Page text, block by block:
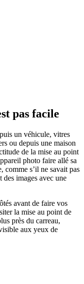
pas facile
un véhicule, vitres
ou depuis une maison
de la mise au point
photo faire allé sa
comme s’il ne savait pas
des images avec une
avant de faire vos
la mise au point de
près du carreau,
aux yeux de